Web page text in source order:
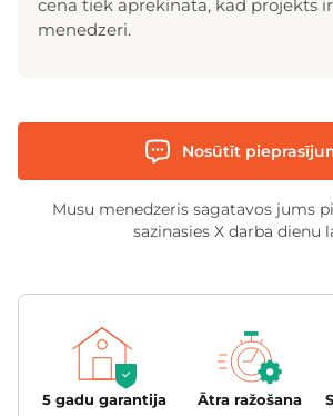
5 gadu garantija Ātra ražošana
cena tiek aprekinata, kad projekts
menedzeri.
Nosūtīt
Musu menedzeris sagatavos jums
sazinasies X darba dienu